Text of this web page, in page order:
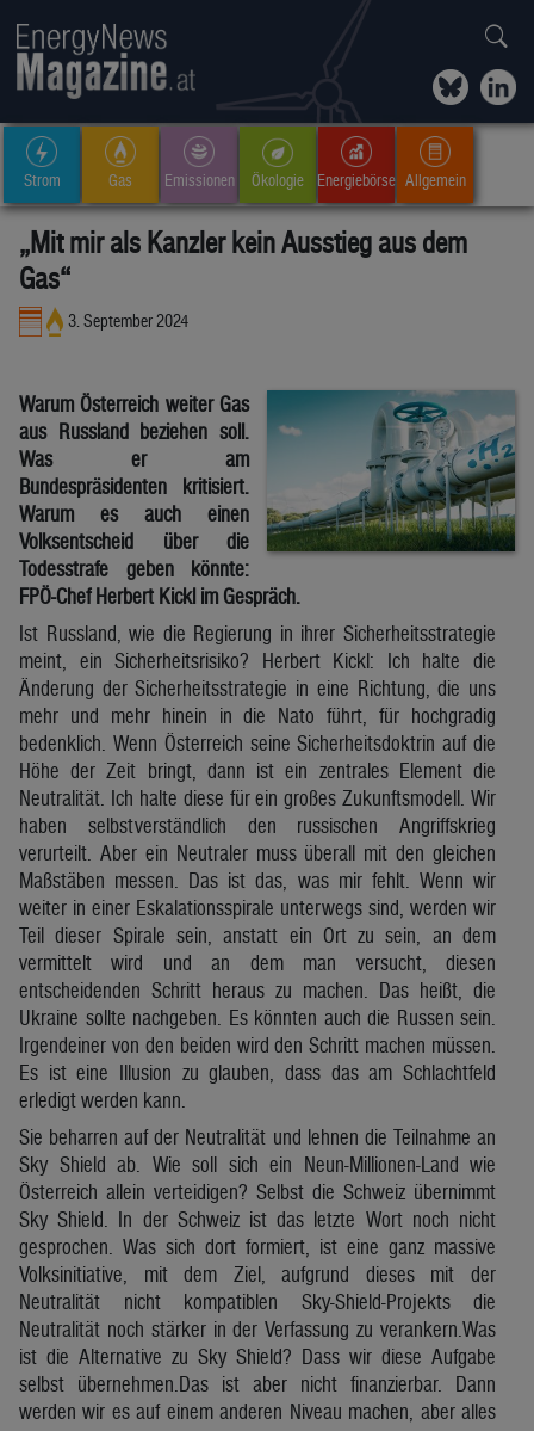
Strom Gas Emissionen Ökologie Energiebörse Allgemein
„Mit mir als Kanzler kein Ausstieg aus dem
Gas“
3. September 2024
Warum Österreich weiter Gas
aus Russland beziehen soll.
Was er am
Bundespräsidenten kritisiert.
Warum es auch einen
Volksentscheid über die
Todesstrafe geben könnte:
FPÖ-Chef Herbert Kickl im Gespräch.
Ist Russland, wie die Regierung in ihrer Sicherheitsstrategie
meint, ein Sicherheitsrisiko? Herbert Kickl: Ich halte die
Änderung der Sicherheitsstrategie in eine Richtung, die uns
mehr und mehr hinein in die Nato führt, für hochgradig
bedenklich. Wenn Österreich seine Sicherheitsdoktrin auf die
Höhe der Zeit bringt, dann ist ein zentrales Element die
Neutralität. Ich halte diese für ein großes Zukunftsmodell. Wir
haben selbstverständlich den russischen Angriffskrieg
verurteilt. Aber ein Neutraler muss überall mit den gleichen
Maßstäben messen. Das ist das, was mir fehlt. Wenn wir
weiter in einer Eskalationsspirale unterwegs sind, werden wir
Teil dieser Spirale sein, anstatt ein Ort zu sein, an dem
vermittelt wird und an dem man versucht, diesen
entscheidenden Schritt heraus zu machen. Das heißt, die
Ukraine sollte nachgeben. Es könnten auch die Russen sein.
Irgendeiner von den beiden wird den Schritt machen müssen.
Es ist eine Illusion zu glauben, dass das am Schlachtfeld
erledigt werden kann.
Sie beharren auf der Neutralität und lehnen die Teilnahme an
Sky Shield ab. Wie soll sich ein Neun-Millionen-Land wie
Österreich allein verteidigen? Selbst die Schweiz übernimmt
Sky Shield. In der Schweiz ist das letzte Wort noch nicht
gesprochen. Was sich dort formiert, ist eine ganz massive
Volksinitiative, mit dem Ziel, aufgrund dieses mit der
Neutralität nicht kompatiblen Sky-Shield-Projekts die
Neutralität noch stärker in der Verfassung zu verankern.Was
ist die Alternative zu Sky Shield? Dass wir diese Aufgabe
selbst übernehmen.Das ist aber nicht finanzierbar. Dann
werden wir es auf einem anderen Niveau machen, aber alles